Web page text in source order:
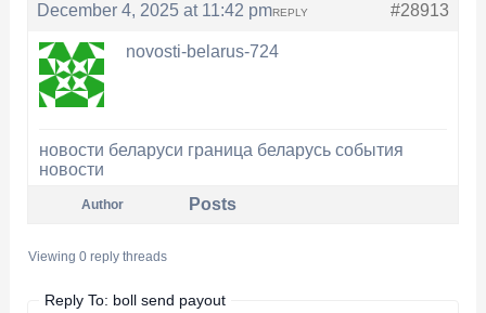
December 4, 2025 at 11:42 pm #28913
REPLY
novosti-belarus-724
новости беларуси граница беларусь события
новости
Author Posts
Viewing 0 reply threads
Reply To: boll send payout